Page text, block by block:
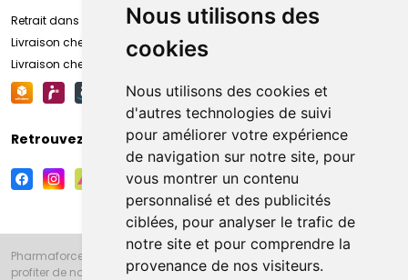
Nous utilisons des
cookies
Nous utilisons des cookies et
d'autres technologies de suivi
pour améliorer votre expérience
de navigation sur notre site, pour
vous montrer un contenu
personnalisé et des publicités
ciblées, pour analyser le trafic de
notre site et pour comprendre la
provenance de nos visiteurs.
Retrait dans la pharmacie d’Amiens
Livraison chez vous
Livraison chez votre commerçant
Retrouvez-nous sur vos réseaux sociaux
Pharmaforce.fr et la Grande Pharmacie d’Amiens vous souhaitent de
profiter de notre accueil, de nos conseils pharmaceutiques,